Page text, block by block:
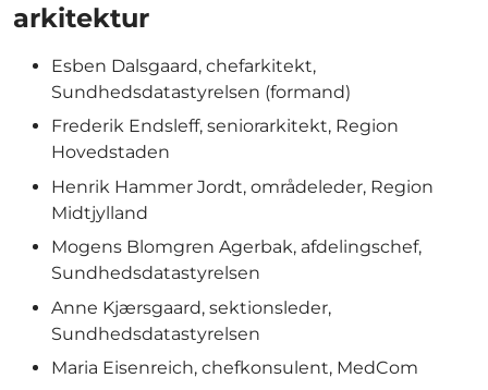
arkitektur
Esben Dalsgaard, chefarkitekt,
Sundhedsdatastyrelsen (formand)
Frederik Endsleff, seniorarkitekt, Region
Hovedstaden
Henrik Hammer Jordt, områdeleder, Region
Midtjylland
Mogens Blomgren Agerbak, afdelingschef,
Sundhedsdatastyrelsen
Anne Kjærsgaard, sektionsleder,
Sundhedsdatastyrelsen
Maria Eisenreich, chefkonsulent, MedCom